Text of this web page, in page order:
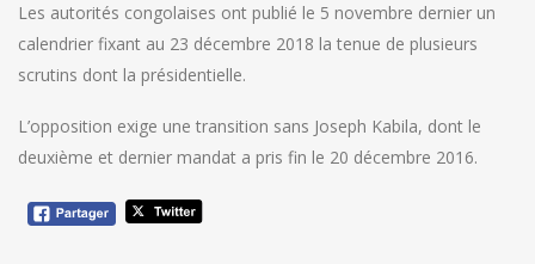
Les autorités congolaises ont publié le 5 novembre dernier un
calendrier fixant au 23 décembre 2018 la tenue de plusieurs
scrutins dont la présidentielle.
L’opposition exige une transition sans Joseph Kabila, dont le
deuxième et dernier mandat a pris fin le 20 décembre 2016.